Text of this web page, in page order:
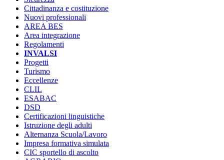
Cittadinanza e costituzione
Nuovi professionali
AREA BES
Area integrazione
Regolamenti
INVALSI
Progetti
Turismo
Eccellenze
CLIL
ESABAC
DSD
Certificazioni linguistiche
Istruzione degli adulti
Alternanza Scuola/Lavoro
Impresa formativa simulata
CIC sportello di ascolto